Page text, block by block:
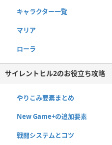
キャラクター一覧
マリア
ローラ
サイレントヒル2のお役立ち攻略
やりこみ要素まとめ
New Game+の追加要素
戦闘システムとコツ